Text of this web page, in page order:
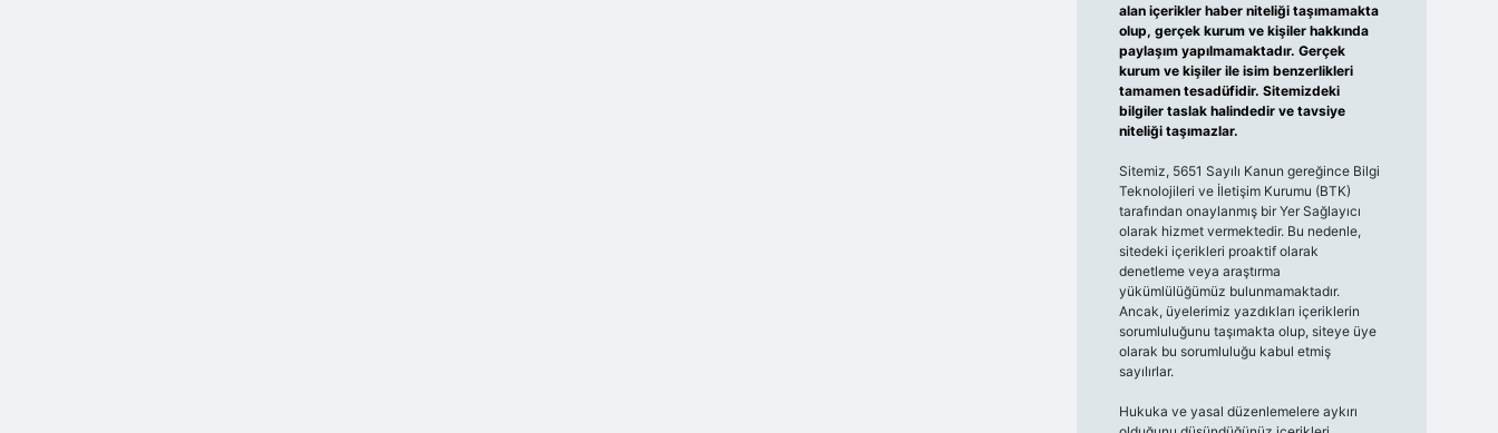
alan içerikler haber niteliği taşımamakta
olup, gerçek kurum ve kişiler hakkında
paylaşım yapılmamaktadır. Gerçek
kurum ve kişiler ile isim benzerlikleri
tamamen tesadüfidir. Sitemizdeki
bilgiler taslak halindedir ve tavsiye
niteliği taşımazlar.
Sitemiz, 5651 Sayılı Kanun gereğince Bilgi
Teknolojileri ve İletişim Kurumu (BTK)
tarafından onaylanmış bir Yer Sağlayıcı
olarak hizmet vermektedir. Bu nedenle,
sitedeki içerikleri proaktif olarak
denetleme veya araştırma
yükümlülüğümüz bulunmamaktadır.
Ancak, üyelerimiz yazdıkları içeriklerin
sorumluluğunu taşımakta olup, siteye üye
olarak bu sorumluluğu kabul etmiş
sayılırlar.
Hukuka ve yasal düzenlemelere aykırı